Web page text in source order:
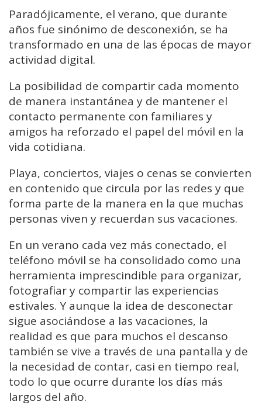
Paradójicamente, el verano, que durante
años fue sinónimo de desconexión, se ha
transformado en una de las épocas de mayor
actividad digital.
La posibilidad de compartir cada momento
de manera instantánea y de mantener el
contacto permanente con familiares y
amigos ha reforzado el papel del móvil en la
vida cotidiana.
Playa, conciertos, viajes o cenas se convierten
en contenido que circula por las redes y que
forma parte de la manera en la que muchas
personas viven y recuerdan sus vacaciones.
En un verano cada vez más conectado, el
teléfono móvil se ha consolidado como una
herramienta imprescindible para organizar,
fotografiar y compartir las experiencias
estivales. Y aunque la idea de desconectar
sigue asociándose a las vacaciones, la
realidad es que para muchos el descanso
también se vive a través de una pantalla y de
la necesidad de contar, casi en tiempo real,
todo lo que ocurre durante los días más
largos del año.